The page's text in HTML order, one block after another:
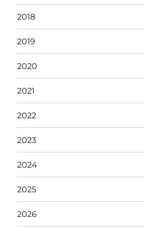
2018
2019
2020
2021
2022
2023
2024
2025
2026